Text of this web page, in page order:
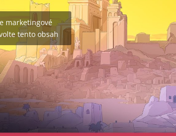
marketingové
tento obsah